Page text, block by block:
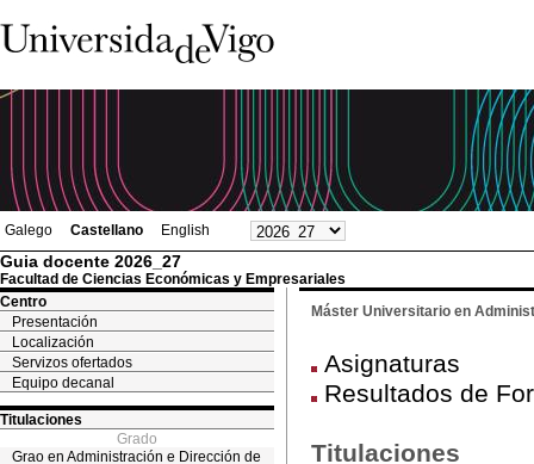
Galego Castellano English
Guia docente 2026_27
Facultad de Ciencias Económicas y Empresariales
Centro
Presentación
Localización
Servizos ofertados
Equipo decanal
Titulaciones
Grado
Grao en Administración e Dirección de
Máster Universitario en
Asignaturas
Resultados de
Titulaciones